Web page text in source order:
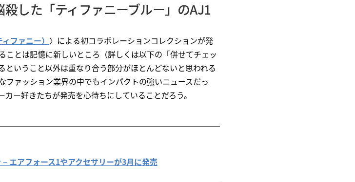
した「ティファニーブルー」のAJ1
ファニー） 〉による初コラボレーションコレクションが発
とは記憶に新しいところ（詳しくは以下の「併せてチェッ
いうこと以外は重なり合う部分がほとんどないと思われる
ァッション業界の中でもインパクトの強いニュースだっ
ー好きたちが発売を心待ちにしていることだろう。
アフォース1やアクセサリーが3月に発売